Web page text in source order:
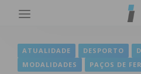
ATUALIDADE DESPORTO
MODALIDADES
PAÇOS DE